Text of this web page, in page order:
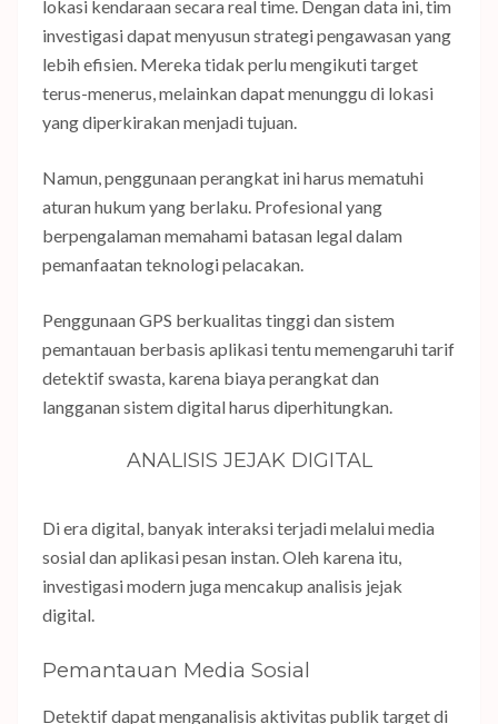
lokasi kendaraan secara real time. Dengan data ini, tim
investigasi dapat menyusun strategi pengawasan yang
lebih efisien. Mereka tidak perlu mengikuti target
terus-menerus, melainkan dapat menunggu di lokasi
yang diperkirakan menjadi tujuan.
Namun, penggunaan perangkat ini harus mematuhi
aturan hukum yang berlaku. Profesional yang
berpengalaman memahami batasan legal dalam
pemanfaatan teknologi pelacakan.
Penggunaan GPS berkualitas tinggi dan sistem
pemantauan berbasis aplikasi tentu memengaruhi tarif
detektif swasta, karena biaya perangkat dan
langganan sistem digital harus diperhitungkan.
ANALISIS JEJAK DIGITAL
Di era digital, banyak interaksi terjadi melalui media
sosial dan aplikasi pesan instan. Oleh karena itu,
investigasi modern juga mencakup analisis jejak
digital.
Pemantauan Media Sosial
Detektif dapat menganalisis aktivitas publik target di